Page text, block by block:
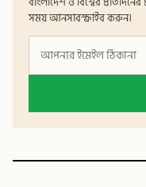
সময় আনসাবস্ক্রাইব করুন।